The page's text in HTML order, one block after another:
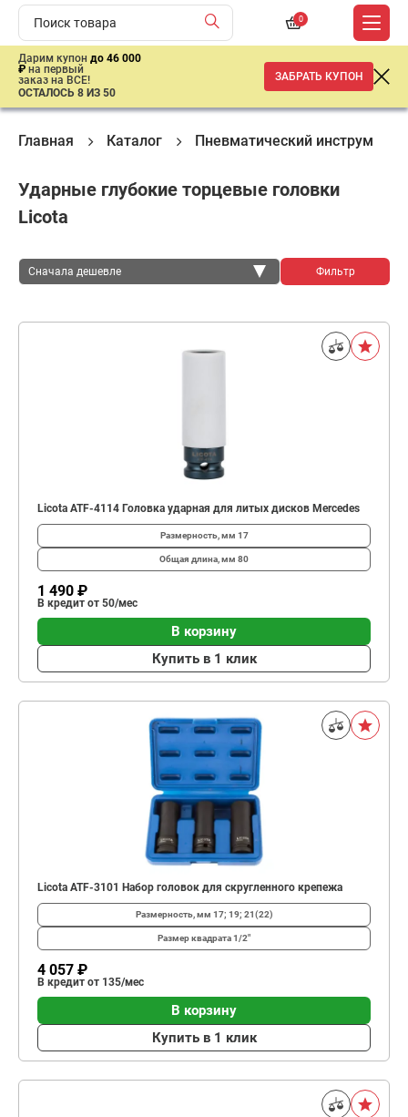
0
Дарим купон до 46 000
₽ на первый
заказ на ВСЕ!
ОСТАЛОСЬ 8 ИЗ 50
ЗАБРАТЬ КУПОН
Главная Каталог Пневматический инструмент
Ударные глубокие торцевые головки
Licota
Сначала дешевле Фильтр
Licota ATF-4114 Головка ударная для литых дисков Mercedes
Размерность, мм 17
Общая длина, мм 80
1 490 ₽
В кредит от 50/мес
В корзину
Купить в 1 клик
Licota ATF-3101 Набор головок для скругленного крепежа
Размерность, мм 17; 19; 21(22)
Размер квадрата1/2"
4 057 ₽
В кредит от 135/мес
В корзину
Купить в 1 клик